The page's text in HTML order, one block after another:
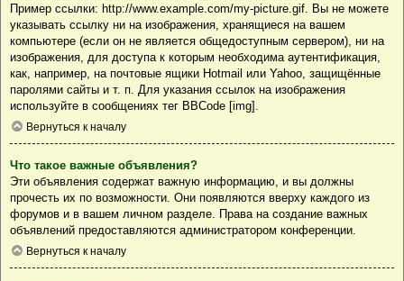
Пример ссылки: http://www.example.com/my-picture.gif. Вы не можете
указывать ссылку ни на изображения, хранящиеся на вашем
компьютере (если он не является общедоступным сервером), ни на
изображения, для доступа к которым необходима аутентификация,
как, например, на почтовые ящики Hotmail или Yahoo, защищённые
паролями сайты и т. п. Для указания ссылок на изображения
используйте в сообщениях тег BBCode [img].
Вернуться к началу
Что такое важные объявления?
Эти объявления содержат важную информацию, и вы должны
прочесть их по возможности. Они появляются вверху каждого из
форумов и в вашем личном разделе. Права на создание важных
объявлений предоставляются администратором конференции.
Вернуться к началу